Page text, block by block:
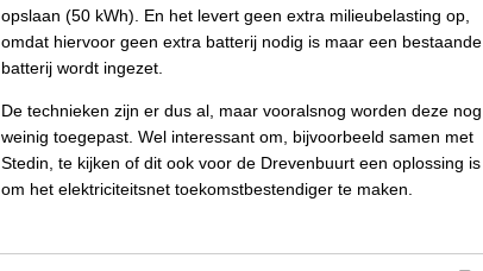
opslaan (50 kWh). En het levert geen extra milieubelasting op,
omdat hiervoor geen extra batterij nodig is maar een bestaande
batterij wordt ingezet.
De technieken zijn er dus al, maar vooralsnog worden deze nog
weinig toegepast. Wel interessant om, bijvoorbeeld samen met
Stedin, te kijken of dit ook voor de Drevenbuurt een oplossing is
om het elektriciteitsnet toekomstbestendiger te maken.